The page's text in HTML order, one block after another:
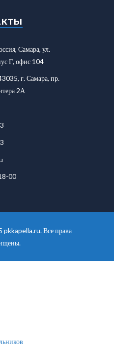
Самара, ул.
Г, офис 104
г. Самара, пр.
2А
00
Все права